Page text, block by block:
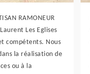
RAMONEUR
Les Eglises
compétents. Nous
la réalisation de
ou à la